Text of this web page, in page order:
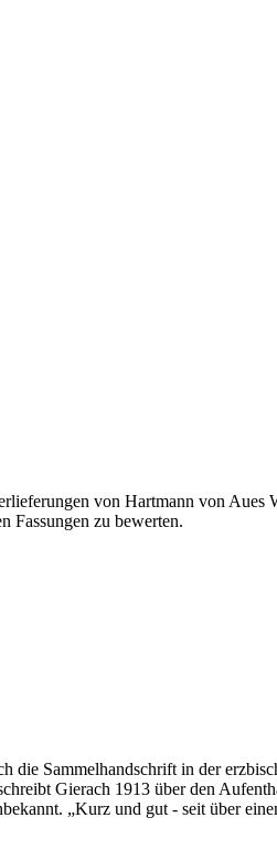
von Hartmann von
Fassungen zu bewerten.
die Sammelhandschrift in der
Gierach 1913 über den
„Kurz und gut - seit über